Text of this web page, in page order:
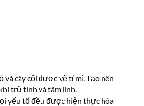
và cây cối được vẽ tỉ mỉ. Tạo nên
trữ tình và tâm linh.
yếu tố đều được hiện thực hóa